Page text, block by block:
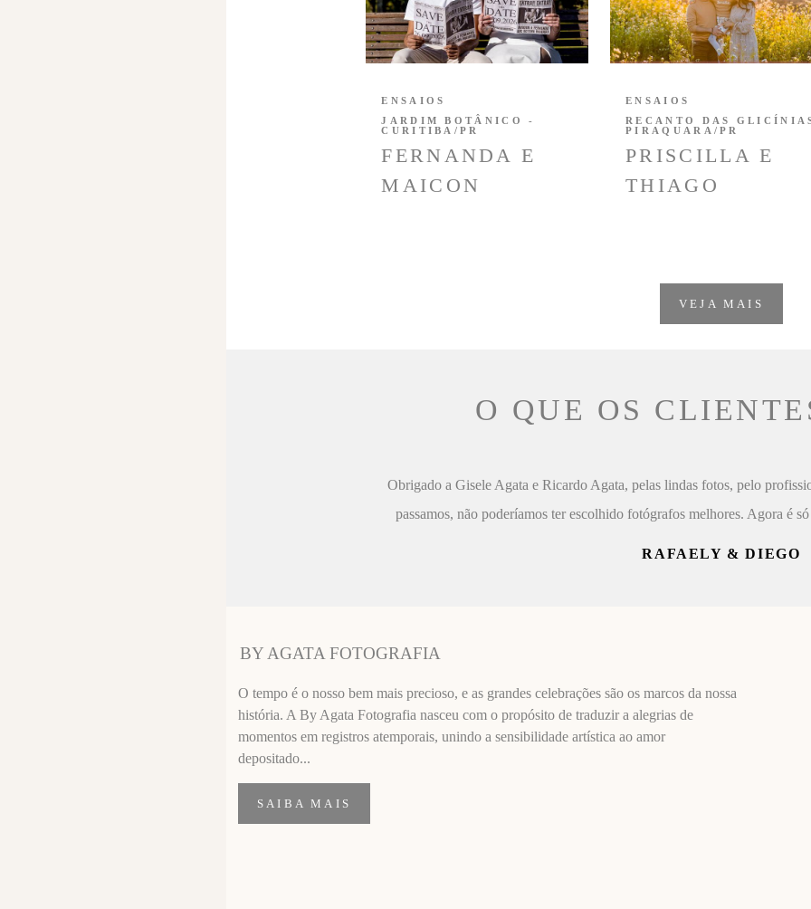
FERNANDA E
MAICON
ENSAIOS
JARDIM BOTÂNICO -
CURITIBA/PR
PRISCILLA E
THIAGO
ENSAIOS
RECANTO DAS
PIRAQUARA/PR
VEJA MAIS
O QUE OS
Obrigado a Gisele Agata e Ricardo Agata, pelas lindas fotos, pelo
passamos, não poderíamos ter escolhido fotógrafos melhores. Agora é
RAFAELY & DIEGO
BY AGATA FOTOGRAFIA
O tempo é o nosso bem mais precioso, e as grandes celebrações são os marcos da nossa
história. A By Agata Fotografia nasceu com o propósito de traduzir a alegrias de
momentos em registros atemporais, unindo a sensibilidade artística ao amor
depositado...
SAIBA MAIS